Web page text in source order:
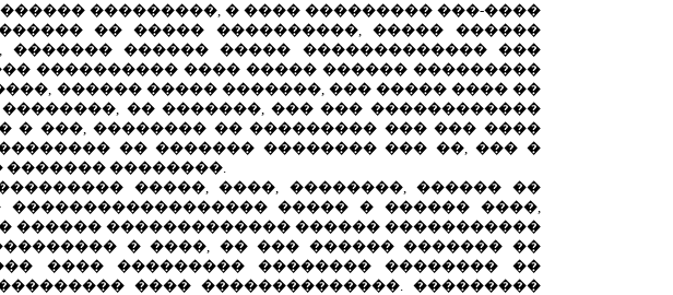
���������, � ���� ��������� ���-����
�� ����� ����������, ����� ������
������� ������ ����� ������������� ���
���������� ���� ����� ������ ���������
������ ����� �������, ��� ����� ���� ��
�� �������, ��� ��� ������������
� ���, �������� �� ��������� ��� ��� ����
�� ������� �������� ��� ��, ��� �
��������.
�����, ����, ��������, ������ ��
����� � ������ ����,
������ ������������� ������ �����������
� ����, �� ��� ������ ������� ��
���� ��������� �������� �������� ��
���� ��������������. ���������